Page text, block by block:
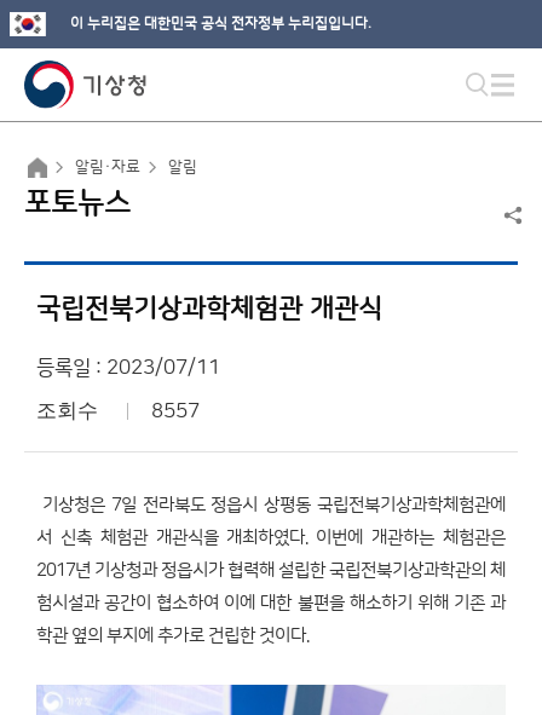
이 누리집은 대한민국 공식 전자정부 누리집입니다.
알림·자료 알림
포토뉴스
국립전북기상과학체험관 개관식
등록일 : 2023/07/11
조회수 8557
기상청은 7일 전라북도 정읍시 상평동 국립전북기상과학체험관에
서 신축 체험관 개관식을 개최하였다. 이번에 개관하는 체험관은
2017년 기상청과 정읍시가 협력해 설립한 국립전북기상과학관의 체
험시설과 공간이 협소하여 이에 대한 불편을 해소하기 위해 기존 과
학관 옆의 부지에 추가로 건립한 것이다.